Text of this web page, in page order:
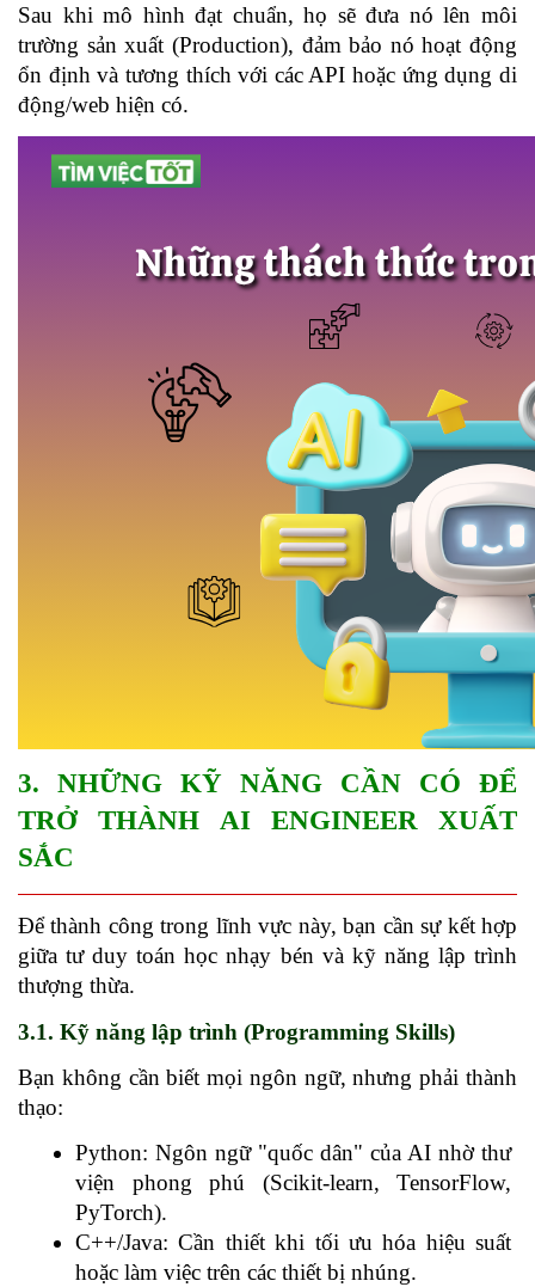
Sau khi mô hình đạt chuẩn, họ sẽ đưa nó lên môi
trường sản xuất (Production), đảm bảo nó hoạt động
ổn định và tương thích với các API hoặc ứng dụng di
động/web hiện có.
3. NHỮNG KỸ NĂNG CẦN CÓ ĐỂ
TRỞ THÀNH AI ENGINEER XUẤT
SẮC
Để thành công trong lĩnh vực này, bạn cần sự kết hợp
giữa tư duy toán học nhạy bén và kỹ năng lập trình
thượng thừa.
3.1. Kỹ năng lập trình (Programming Skills)
Bạn không cần biết mọi ngôn ngữ, nhưng phải thành
thạo:
Python: Ngôn ngữ "quốc dân" của AI nhờ thư
viện phong phú (Scikit-learn, TensorFlow,
PyTorch).
C++/Java: Cần thiết khi tối ưu hóa hiệu suất
hoặc làm việc trên các thiết bị nhúng.